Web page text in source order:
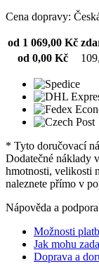
Cena dopravy:
od 1 069,00 Kč
od 0,00 Kč
* Tyto doručovací
Dodatečné náklady
hmotnosti, velikosti
naleznete přímo v
Nápověda a podpora
Možnosti
Jak mohu
Doprava a